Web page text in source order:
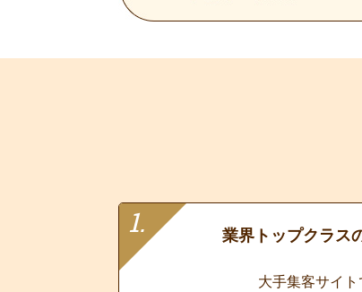
業界トップクラス
大手集客サイト